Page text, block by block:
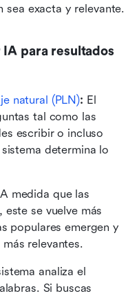
sea exacta y relevante.
IA para resultados
natural (PLN): El
tal como las
escribir o incluso
determina lo
A medida que las
este se vuelve más
populares emergen y
más relevantes.
analiza el
Si buscas